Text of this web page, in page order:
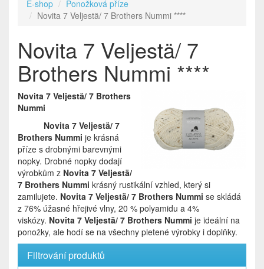
E-shop
Ponožková příze
Novita 7 Veljestä/ 7 Brothers Nummi ****
Novita 7 Veljestä/ 7
Brothers Nummi ****
Novita 7 Veljestä/ 7 Brothers
Nummi
Novita 7 Veljestä/ 7
Brothers Nummi je krásná
příze s drobnými barevnými
nopky. Drobné nopky dodají
výrobkům z Novita 7 Veljestä/
7 Brothers Nummi krásný rustikální vzhled, který si
zamilujete. Novita 7 Veljestä/ 7 Brothers Nummi se skládá
z 76% úžasné hřejivé vlny, 20 % polyamidu a 4%
viskózy. Novita 7 Veljestä/ 7 Brothers Nummi je ideální na
ponožky, ale hodí se na všechny pletené výrobky i doplňky.
Filtrování produktů